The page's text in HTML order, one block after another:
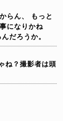
らん、
もっと
になりかね
だろうか。
ね？撮影者は頭